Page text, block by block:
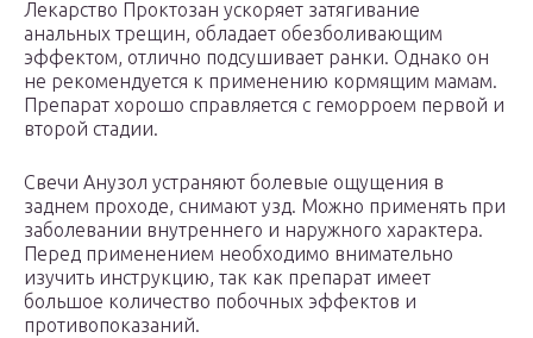
Лекарство Проктозан ускоряет затягивание
анальных трещин, обладает обезболивающим
эффектом, отлично подсушивает ранки. Однако он
не рекомендуется к применению кормящим мамам.
Препарат хорошо справляется с геморроем первой и
второй стадии.
Свечи Анузол устраняют болевые ощущения в
заднем проходе, снимают узд. Можно применять при
заболевании внутреннего и наружного характера.
Перед применением необходимо внимательно
изучить инструкцию, так как препарат имеет
большое количество побочных эффектов и
противопоказаний.